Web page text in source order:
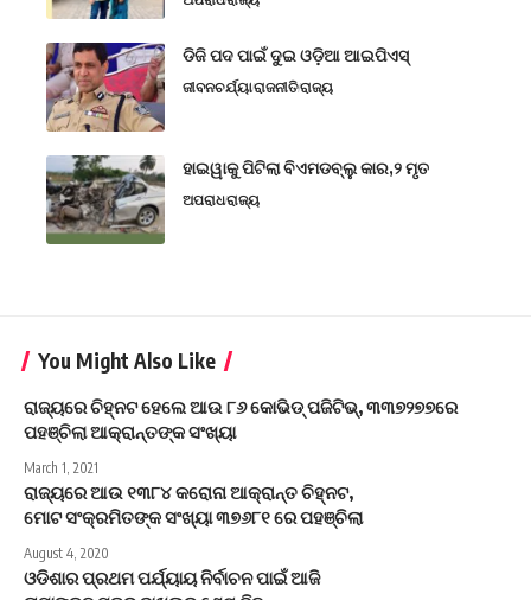
ଡିଜି ପଦ ପାଇଁ ଦୁଇ ଓଡ଼ିଆ ଆଇପିଏସ୍
ଜୀବନଚର୍ଯ୍ୟାରାଜନୀତିରାଜ୍ୟ
ହାଇୱାକୁ ପିଟିଲା ବିଏମଡବ୍ଲୁ କାର,୨ ମୃତ
ଅପରାଧରାଜ୍ୟ
You Might Also Like
ରାଜ୍ୟରେ ଚିହ୍ନଟ ହେଲେ ଆଉ ୮୬ କୋଭିଡ୍ ପଜିଟିଭ୍, ୩୩୭୨୭୭ରେ
ପହଞ୍ଚିଲା ଆକ୍ରାନ୍ତଙ୍କ ସଂଖ୍ୟା
March 1, 2021
ରାଜ୍ୟରେ ଆଉ ୧୩୮୪ କରୋନା ଆକ୍ରାନ୍ତ ଚିହ୍ନଟ,
ମୋଟ ସଂକ୍ରମିତଙ୍କ ସଂଖ୍ୟା ୩୭୬୮୧ ରେ ପହଞ୍ଚିଲା
August 4, 2020
ଓଡିଶାର ପ୍ରଥମ ପର୍ଯ୍ୟାୟ ନିର୍ବାଚନ ପାଇଁ ଆଜି